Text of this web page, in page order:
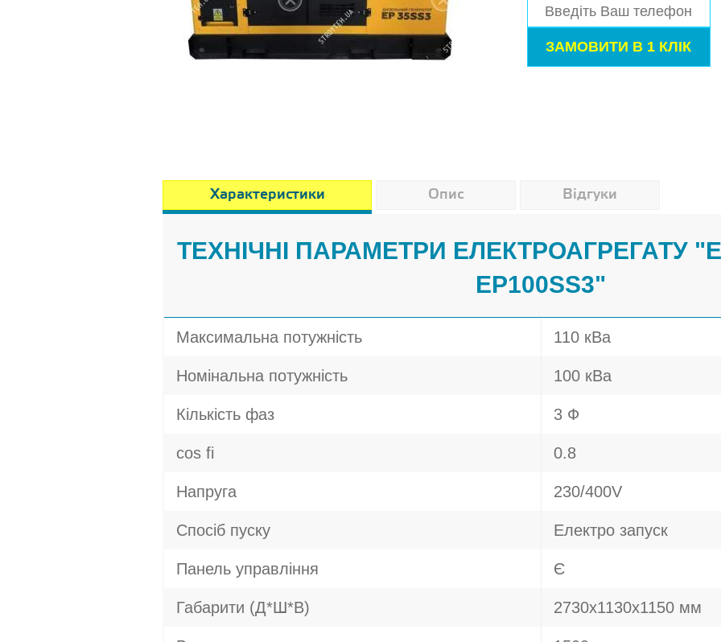
Характеристики Опис Відгуки
ТЕХНІЧНІ ПАРАМЕТРИ ЕЛЕКТРОАГРЕГАТУ
EP100SS3"
Максимальна потужність 110 кВа
Номінальна потужність 100 кВа
Кількість фаз 3 Ф
cos fi 0.8
Напруга 230/400V
Спосіб пуску Електро запуск
Панель управління Є
Габарити (Д*Ш*В) 2730х1130х1150 мм